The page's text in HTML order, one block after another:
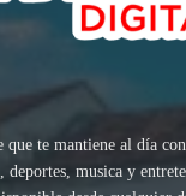
te mantiene al día
deportes, musica y